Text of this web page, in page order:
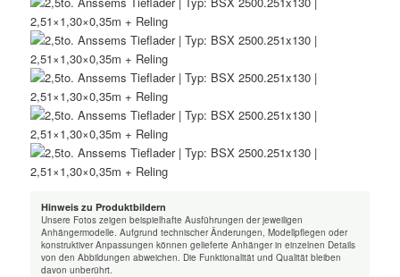
Hinweis zu Produktbildern
Unsere Fotos zeigen beispielhafte Ausführungen der jeweiligen
Anhängermodelle. Aufgrund technischer Änderungen, Modellpflegen oder
konstruktiver Anpassungen können gelieferte Anhänger in einzelnen Details
von den Abbildungen abweichen. Die Funktionalität und Qualität bleiben
davon unberührt.